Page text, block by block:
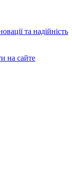
та надійність
на сайте